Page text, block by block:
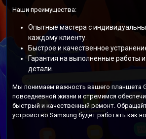
Наши преимущества:
Опытные мастера с
каждому клиенту.
Быстрое и качественное
Гарантия на выполненные работы
детали.
Мы понимаем важность вашего планшета
повседневной жизни и стремимся
быстрый и качественный ремонт.
устройство Samsung будет работать как